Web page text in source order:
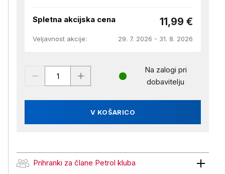
Spletna akcijska cena 11,99 €
Veljavnost akcije: 29. 7. 2026 - 31. 8. 2026
V KOŠARICO
Na zalogi pri
dobavitelju
Prihranki za člane Petrol kluba
Prihranki za člane Petrol kluba